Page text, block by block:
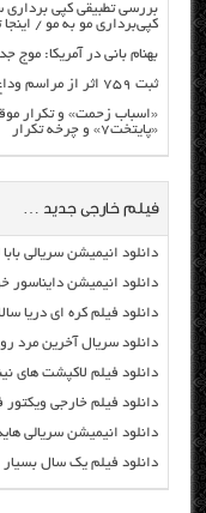
بررسی تطبیقی کپی
کپی‌برداری مو به مو /
بهنام بانی در آمریکا:
ثبت ۷۵۹ اثر از مراسم وداع و تشییع رهبر شهید انقلاب
«اسباب زحمت» و تکرار
«پایتخت۷» و چرخه تکرار
فیلم خارجی جدید …
دانلود انیمیشن سریالی بابا لنگ دراز ۱۹۹۰
دانلود انیمیشن دایناسور خوب ۲۰۱۵ با
دانلود فیلم کره ای دریا سالار ۲۰۱۴ با دوبله
دانلود سریال آخرین مرد روی زمین ۲۰۱۵
دانلود فیلم لاکپشت های نینجا :
دانلود فیلم خارجی ویکتور فرانکنشتاین
دانلود انیمیشن سریالی
دانلود فیلم یک سال بسیار خشن ۲۰۱۴ با